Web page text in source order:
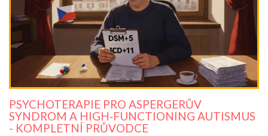
PSYCHOTERAPIE PRO ASPERGERŮV
SYNDROM A HIGH‑FUNCTIONING AUTISMUS
- KOMPLETNÍ PRŮVODCE